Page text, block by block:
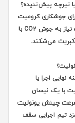
تیرچه پیش‌تنیده؟
ماهر برای جوشکاری کرومیت
ندارید، تیرچه پیش‌تنیده برنده است. تیرچه کرومیت نیاز به جوش CO2 با
کبریت می‌شکند.
اجرا با
با یک نیسان
سرعت چینش یونولیت
تیم اجرایی سقف